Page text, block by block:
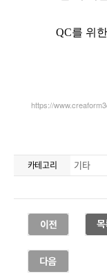
카테고리 기타